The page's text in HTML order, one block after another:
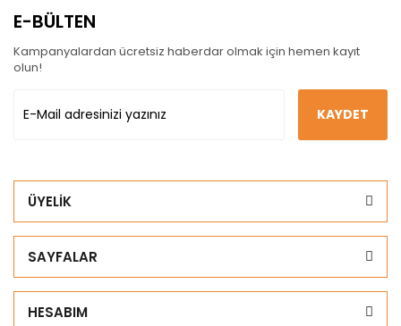
E-BÜLTEN
Kampanyalardan ücretsiz haberdar olmak için hemen kayıt
olun!
KAYDET
ÜYELİK
SAYFALAR
HESABIM